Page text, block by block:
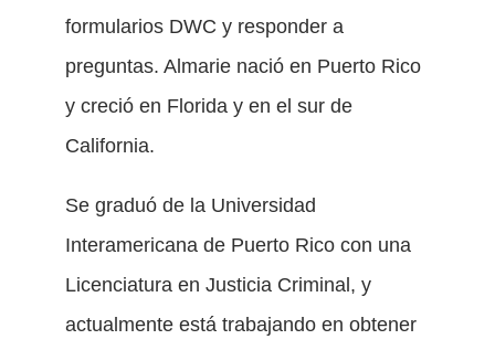
formularios DWC y responder a
preguntas. Almarie nació en Puerto Rico
y creció en Florida y en el sur de
California.
Se graduó de la Universidad
Interamericana de Puerto Rico con una
Licenciatura en Justicia Criminal, y
actualmente está trabajando en obtener